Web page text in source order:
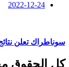
2022-12-24
سوناطراك تعلن
كل الحقوق